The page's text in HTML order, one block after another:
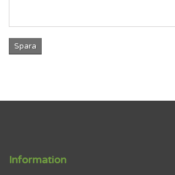
Spara
Information